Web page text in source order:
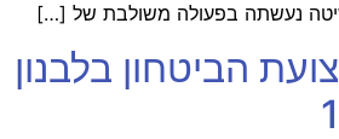
נעשתה בפעולה משולבת של […]
הביטחון בלבנון